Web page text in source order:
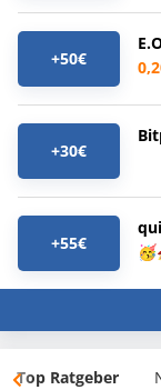
+50€
+30€
+55€
Top Ratgeber